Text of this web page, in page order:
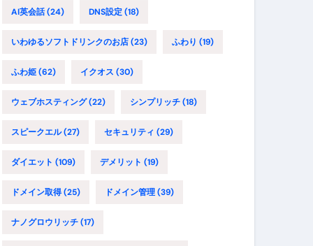
AI英会話(24) DNS設定(18)
いわゆるソフトドリンクのお店(23) ふわり (19)
ふわ姫(62) イクオス (30)
ウェブホスティング(22) シンプリッチ(18)
スピークエル(27) セキュリティ (29)
ダイエット (109) デメリット (19)
ドメイン取得(25) ドメイン管理(39)
ナノグロウリッチ(17)